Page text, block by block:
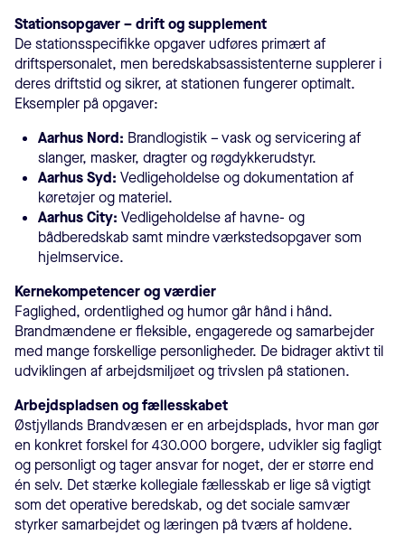
Stationsopgaver – drift og supplement
De stationsspecifikke opgaver udføres primært af
driftspersonalet, men beredskabsassistenterne supplerer i
deres driftstid og sikrer, at stationen fungerer optimalt.
Eksempler på opgaver:
Aarhus Nord: Brandlogistik – vask og servicering af
slanger, masker, dragter og røgdykkerudstyr.
Aarhus Syd: Vedligeholdelse og dokumentation af
køretøjer og materiel.
Aarhus City: Vedligeholdelse af havne- og
bådberedskab samt mindre værkstedsopgaver som
hjelmservice.
Kernekompetencer og værdier
Faglighed, ordentlighed og humor går hånd i hånd.
Brandmændene er fleksible, engagerede og samarbejder
med mange forskellige personligheder. De bidrager aktivt til
udviklingen af arbejdsmiljøet og trivslen på stationen.
Arbejdspladsen og fællesskabet
Østjyllands Brandvæsen er en arbejdsplads, hvor man gør
en konkret forskel for 430.000 borgere, udvikler sig fagligt
og personligt og tager ansvar for noget, der er større end
én selv. Det stærke kollegiale fællesskab er lige så vigtigt
som det operative beredskab, og det sociale samvær
styrker samarbejdet og læringen på tværs af holdene.